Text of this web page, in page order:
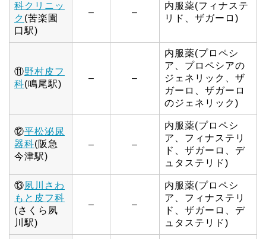
科クリニッ
ク (苦楽園
口駅)
– –
内服薬(フィナステ
リド、ザガーロ)
⑪野村皮フ
科(鳴尾駅)
– –
内服薬(プロペシ
ア、プロペシアの
ジェネリック、ザ
ガーロ、ザガーロ
のジェネリック)
⑫平松泌尿
器科(阪急
今津駅)
– –
内服薬(プロペシ
ア、フィナステリ
ド、ザガーロ、デ
ュタステリド)
⑬夙川さわ
もと皮フ科
(さくら夙
川駅)
– –
内服薬(プロペシ
ア、フィナステリ
ド、ザガーロ、デ
ュタステリド)